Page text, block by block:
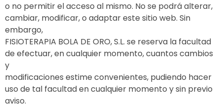
o no permitir el acceso al mismo. No se podrá alterar,
cambiar, modificar, o adaptar este sitio web. Sin
embargo,
FISIOTERAPIA BOLA DE ORO, S.L. se reserva la facultad
de efectuar, en cualquier momento, cuantos cambios
y
modificaciones estime convenientes, pudiendo hacer
uso de tal facultad en cualquier momento y sin previo
aviso.